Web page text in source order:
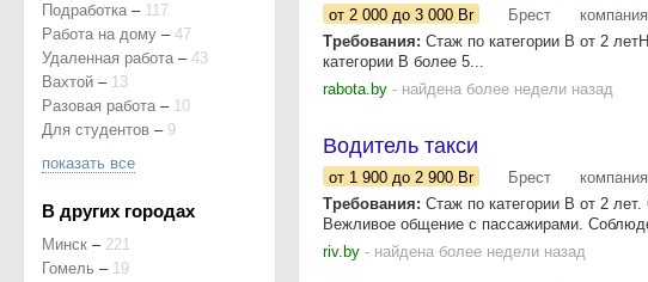
от 2 000 до 3 000 Br Брест
Требования: Стаж по категории В от 2
категории В более 5...
rabota.by - найдена более недели назад
Водитель такси
от 1 900 до 2 900 Br Брест
Требования: Стаж по категории В от 2
Вежливое общение с пассажирами.
riv.by - найдена более недели назад
Подработка – 117
Работа на дому – 47
Удаленная работа – 43
Вахтой – 13
Разовая работа – 10
Для студентов – 9
показать все
В других городах
Минск – 221
Гомель – 19